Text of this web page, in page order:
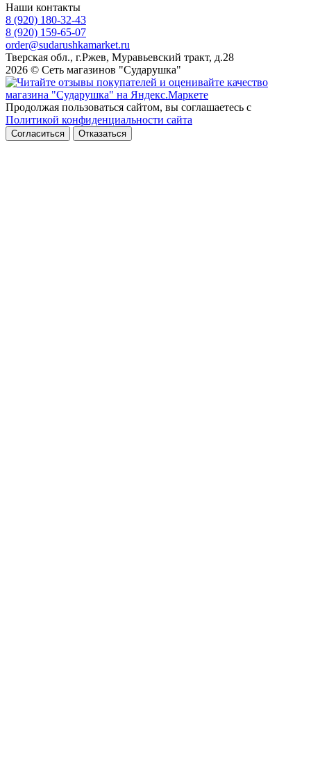
Наши контакты
8 (920) 180-32-43
8 (920) 159-65-07
order@sudarushkamarket.ru
Тверская обл., г.Ржев, Муравьевский тракт, д.28
2026 © Сеть магазинов "Сударушка"
Продолжая пользоваться сайтом, вы соглашаетесь с
Политикой конфиденциальности сайта
Согласиться Отказаться